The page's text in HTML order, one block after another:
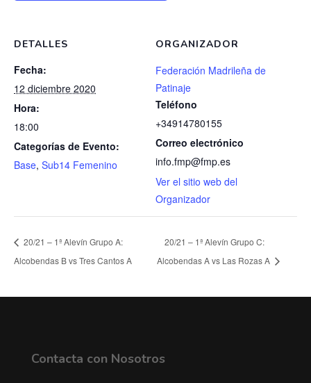
DETALLES
Fecha:
12 diciembre 2020
Hora:
18:00
Categorías de Evento:
Base, Sub14 Femenino
ORGANIZADOR
Federación Madrileña de
Patinaje
Teléfono
+34914780155
Correo electrónico
info.fmp@fmp.es
Ver el sitio web del
Organizador
20/21 – 1ª Alevín Grupo A:
Alcobendas B vs Tres Cantos A
20/21 – 1ª Alevín Grupo C:
Alcobendas A vs Las Rozas A
Contacta con Nosotros